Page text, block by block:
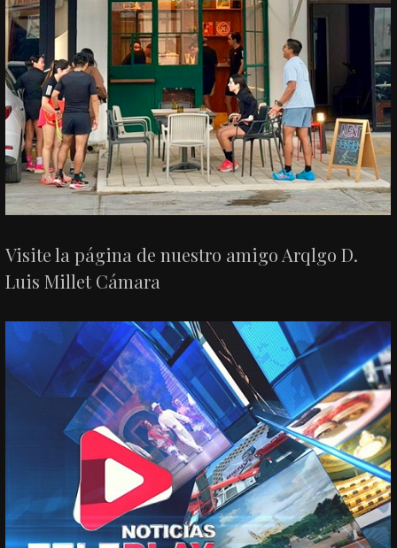
Visite la página de nuestro amigo Arqlgo D.
Luis Millet Cámara